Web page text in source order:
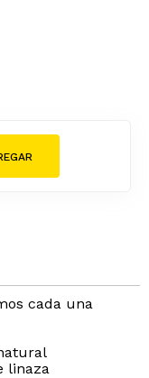
cada una
linaza